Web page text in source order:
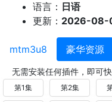
语言： 日语
更新： 2026-08-
mtm3u8 豪华资源
无需安装任何插件，即可
第1集 第2集